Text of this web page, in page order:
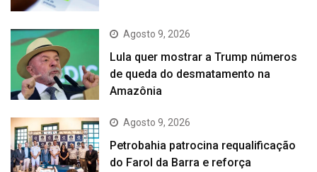
Agosto 9, 2026
Lula quer mostrar a Trump números
de queda do desmatamento na
Amazônia
Agosto 9, 2026
Petrobahia patrocina requalificação
do Farol da Barra e reforça